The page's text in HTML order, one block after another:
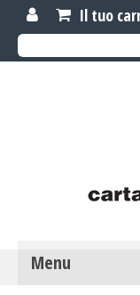
Il tuo
Cerca:
Menu